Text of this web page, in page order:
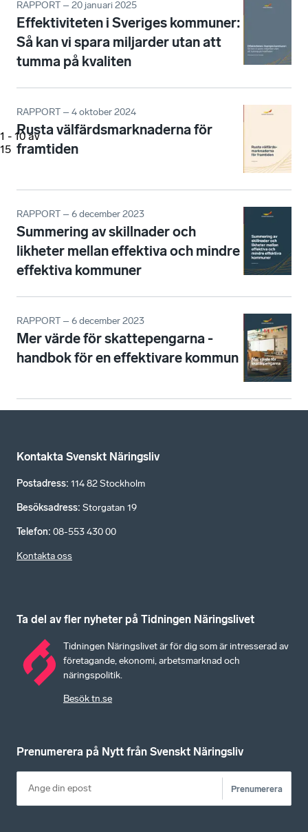
1 - 10 av
15
RAPPORT – 20 januari 2025
Effektiviteten i Sveriges kommuner:
Så kan vi spara miljarder utan att
tumma på kvaliten
RAPPORT – 4 oktober 2024
Rusta välfärdsmarknaderna för
framtiden
RAPPORT – 6 december 2023
Summering av skillnader och
likheter mellan effektiva och mindre
effektiva kommuner
RAPPORT – 6 december 2023
Mer värde för skattepengarna -
handbok för en effektivare kommun
Kontakta Svenskt Näringsliv
Postadress: 114 82 Stockholm
Besöksadress: Storgatan 19
Telefon: 08-553 430 00
Kontakta oss
Ta del av fler nyheter på Tidningen Näringslivet
Tidningen Näringslivet är för dig som är intresserad av
företagande, ekonomi, arbetsmarknad och
näringspolitik.
Besök tn.se
Prenumerera på Nytt från Svenskt Näringsliv
Prenumerera